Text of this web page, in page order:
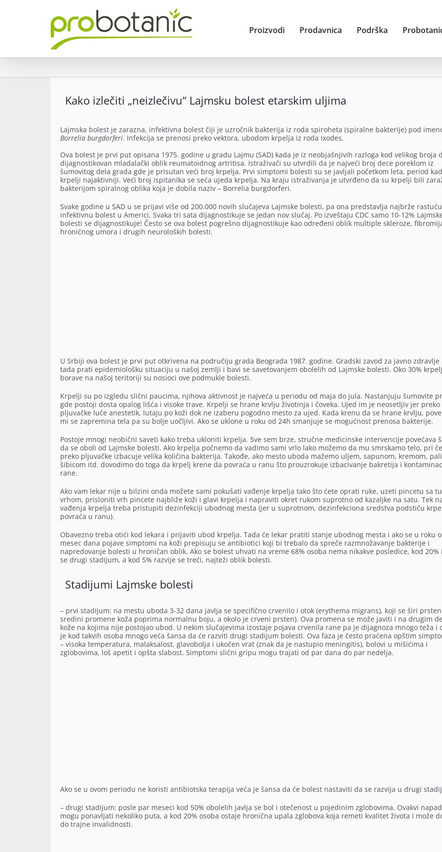
Proizvodi Prodavnica Podrška
Kako izlečiti „neizlečivu“ Lajmsku bolest etarskim uljima
Lajmska bolest je zarazna, infektivna bolest čiji je uzročnik bakterija iz roda spiroheta (spiralne bakterije) pod
Borrelia burgdorferi. Infekcija se prenosi preko vektora, ubodom krpelja iz roda Ixodes.
Ova bolest je prvi put opisana 1975. godine u gradu Lajmu (SAD) kada je iz neobjašnjivih razloga kod velikog broja
dijagnostikovan mladalački oblik reumatoidnog artritisa. Istraživači su utvrdili da je najveći broj dece poreklom iz
šumovitog dela grada gde je prisutan veći broj krpelja. Prvi simptomi bolesti su se javljali početkom leta, period
krpelji najaktivniji. Veći broj ispitanika se seća ujeda krpelja. Na kraju istraživanja je utvrđeno da su krpelji bili
bakterijom spiralnog oblika koja je dobila naziv – Borrelia burgdorferi.
Svake godine u SAD u se prijavi više od 200.000 novih slučajeva Lajmske bolesti, pa ona predstavlja najbrže rastuću
infektivnu bolest u Americi. Svaka tri sata dijagnostikuje se jedan nov slučaj. Po izveštaju CDC samo 10-12%
bolesti se dijagnostikuje! Često se ova bolest pogrešno dijagnostikuje kao određeni oblik multiple skleroze,
hroničnog umora i drugih neuroloških bolesti.
U Srbiji ova bolest je prvi put otkrivena na područiju grada Beograda 1987. godine. Gradski zavod za javno zdravlje
tada prati epidemiološku situaciju u našoj zemlji i bavi se savetovanjem obolelih od Lajmske bolesti. Oko 30%
borave na našoj teritoriji su nosioci ove podmukle bolesti.
Krpelji su po izgledu slični paucima, njihova aktivnost je najveća u periodu od maja do jula. Nastanjuju šumovite
gde postoji dosta opalog lišća i visoke trave. Krpelji se hrane krvlju životinja i čoveka. Ujed im je neosetljiv jer preko
pljuvačke luče anestetik, lutaju po koži dok ne izaberu pogodno mesto za ujed. Kada krenu da se hrane krvlju,
mi se zapremina tela pa su bolje uočljivi. Ako se uklone u roku od 24h smanjuje se mogućnost prenosa bakterije.
Postoje mnogi neobični saveti kako treba ukloniti krpelja. Sve sem brze, stručne medicinske intervencije povećava
da se oboli od Lajmske bolesti. Ako krpelja počnemo da vadimo sami vrlo lako možemo da mu smrskamo telo, pri
preko pljuvačke izbacuje velika količina bakterija. Takođe, ako mesto uboda mažemo uljem, sapunom, kremom,
šibicom itd. dovodimo do toga da krpelj krene da povraća u ranu što prouzrokuje izbacivanje bakretija i
rane.
Ako vam lekar nije u bilzini onda možete sami pokušati vađenje krpelja tako što ćete oprati ruke, uzeti pincetu sa
vrhom, prisloniti vrh pincete najbliže koži i glavi krpelja i napraviti okret rukom suprotno od kazaljke na satu. Tek
vađenja krpelja treba pristupiti dezinfekciji ubodnog mesta (jer u suprotnom, dezinfekciona sredstva podstiču
povraća u ranu).
Obavezno treba otići kod lekara i prijaviti ubod krpelja. Tada će lekar pratiti stanje ubodnog mesta i ako se u roku
mesec dana pojave simptomi na koži prepisuju se antibiotici koji bi trebalo da spreče razmnožavanje bakterije i
napredovanje bolesti u hroničan oblik. Ako se bolest uhvati na vreme 68% osoba nema nikakve posledice, kod 20%
se drugi stadijum, a kod 5% razvije se treći, najteži oblik bolesti.
Stadijumi Lajmske bolesti
– prvi stadijum: na mestu uboda 3-32 dana javlja se specifično crvenilo i otok (erythema migrans), koji se širi
sredini promene koža poprima normalnu boju, a okolo je crveni prsten). Ova promena se može javiti i na drugim
kože na kojima nije postojao ubod. U nekim slučajevima izostaje pojava crvenila rane pa je dijagnoza mnogo teža i
je kod takvih osoba mnogo veća šansa da će razviti drugi stadijum bolesti. Ova faza je često praćena opštim
– visoka temperatura, malaksalost, glavobolja i ukočen vrat (znak da je nastupio meningitis), bolovi u mišićima i
zglobovima, loš apetit i opšta slabost. Simptomi slični gripu mogu trajati od par dana do par nedelja.
Ako se u ovom periodu ne koristi antibiotska terapija veća je šansa da će bolest nastaviti da se razvija u drugi
– drugi stadijum: posle par meseci kod 50% obolelih javlja se bol i otečenost u pojedinim zglobovima. Ovakvi
mogu ponavljati nekoliko puta, a kod 20% osoba ostaje hronična upala zglobova koja remeti kvalitet života i može
do trajne invalidnosti.